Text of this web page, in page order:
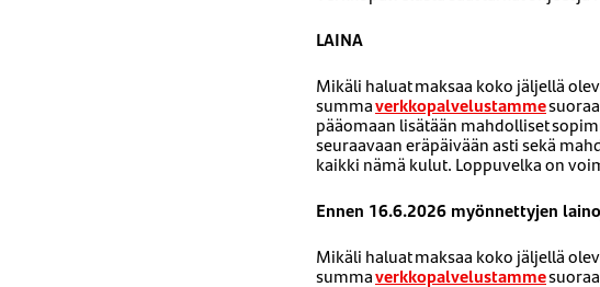
LAINA
Mikäli haluat maksaa koko jäljellä
summaverkkopalvelustamme
pääomaan lisätään mahdolliset
seuraavaan eräpäivään asti sekä
kaikki nämä kulut. Loppuvelka on
Ennen 16.6.2026 myönnettyjen
Mikäli haluat maksaa koko jäljellä
summaverkkopalvelustamme